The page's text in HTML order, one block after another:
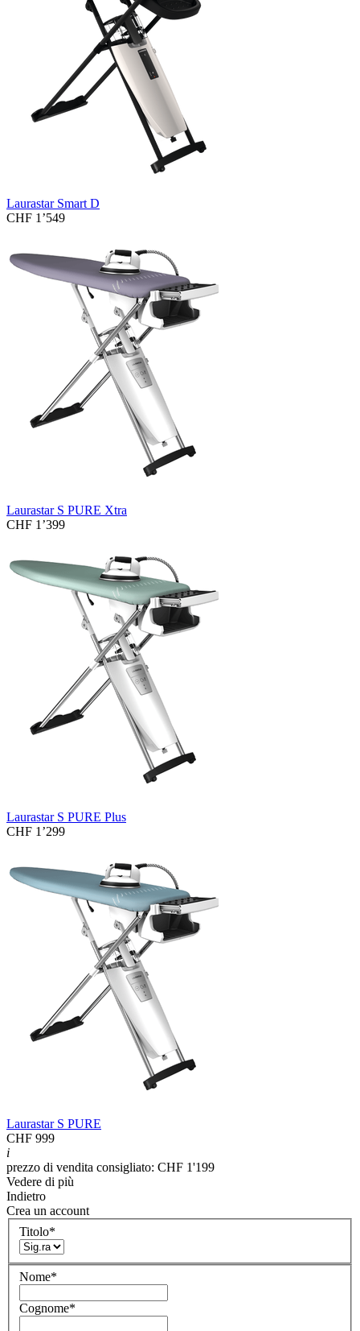
Laurastar Smart D
CHF 1’549
Laurastar S PURE Xtra
CHF 1’399
Laurastar S PURE Plus
CHF 1’299
Laurastar S PURE
CHF 999
i
prezzo di vendita consigliato: CHF 1'199
Vedere di più
Indietro
Crea un account
Titolo*
Nome*
Cognome*